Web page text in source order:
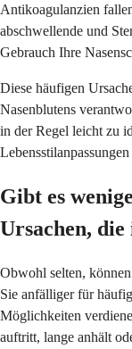
Antikoagulanzien
abschwellende und
Gebrauch Ihre
Diese häufigen
Nasenblutens
in der Regel leicht zu
Gibt es
Ursachen, die
Obwohl selten,
Sie anfälliger für
Möglichkeiten
auftritt, lange anhält